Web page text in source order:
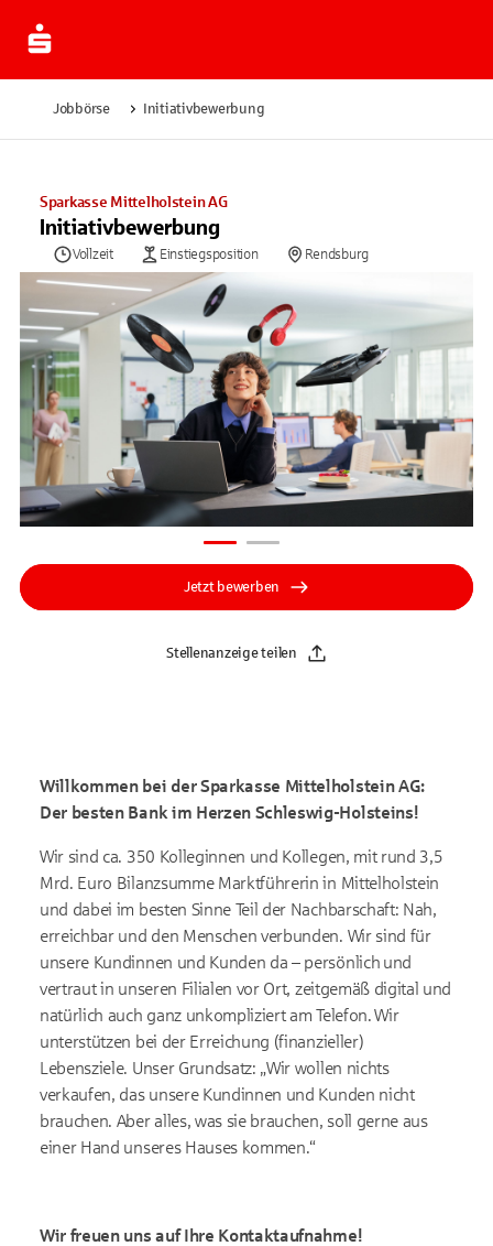
Jobbörse Initiativbewerbung
Sparkasse Mittelholstein AG
Initiativbewerbung
Vollzeit Einstiegsposition Rendsburg
Jetzt bewerben
Stellenanzeige teilen
Willkommen bei der Sparkasse Mittelholstein AG:
Der besten Bank im Herzen Schleswig-Holsteins!
Wir sind ca. 350 Kolleginnen und Kollegen, mit rund 3,5
Mrd. Euro Bilanzsumme Marktführerin in Mittelholstein
und dabei im besten Sinne Teil der Nachbarschaft: Nah,
erreichbar und den Menschen verbunden. Wir sind für
unsere Kundinnen und Kunden da – persönlich und
vertraut in unseren Filialen vor Ort, zeitgemäß digital und
natürlich auch ganz unkompliziert am Telefon. Wir
unterstützen bei der Erreichung (finanzieller)
Lebensziele. Unser Grundsatz: „Wir wollen nichts
verkaufen, das unsere Kundinnen und Kunden nicht
brauchen. Aber alles, was sie brauchen, soll gerne aus
einer Hand unseres Hauses kommen.“
Wir freuen uns auf Ihre Kontaktaufnahme!